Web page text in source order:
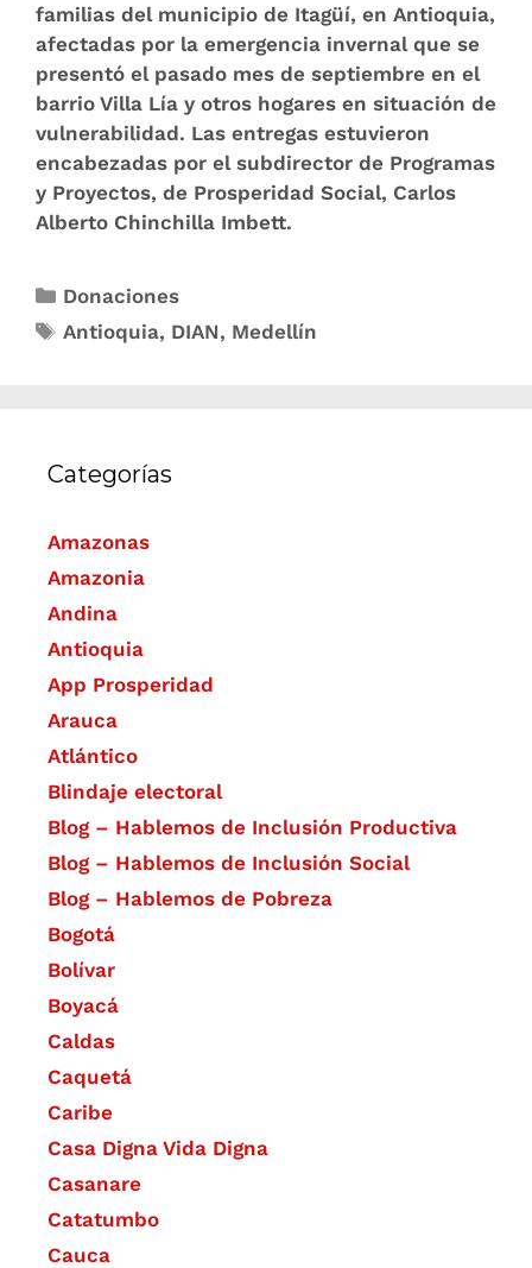
familias del municipio de Itagüí, en Antioquia,
afectadas por la emergencia invernal que se
presentó el pasado mes de septiembre en el
barrio Villa Lía y otros hogares en situación de
vulnerabilidad. Las entregas estuvieron
encabezadas por el subdirector de Programas
y Proyectos, de Prosperidad Social, Carlos
Alberto Chinchilla Imbett.
Donaciones
Antioquia, DIAN, Medellín
Categorías
Amazonas
Amazonia
Andina
Antioquia
App Prosperidad
Arauca
Atlántico
Blindaje electoral
Blog – Hablemos de Inclusión Productiva
Blog – Hablemos de Inclusión Social
Blog – Hablemos de Pobreza
Bogotá
Bolívar
Boyacá
Caldas
Caquetá
Caribe
Casa Digna Vida Digna
Casanare
Catatumbo
Cauca